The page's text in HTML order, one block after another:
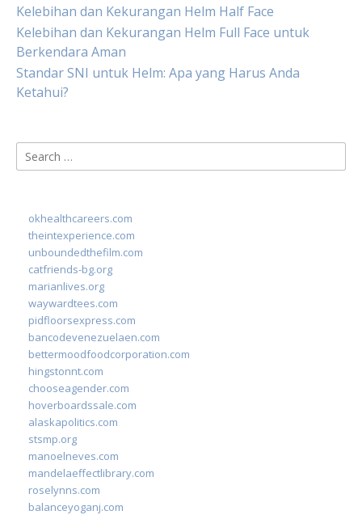
Kelebihan dan Kekurangan Helm Half Face
Kelebihan dan Kekurangan Helm Full Face untuk
Berkendara Aman
Standar SNI untuk Helm: Apa yang Harus Anda
Ketahui?
Search
for:
okhealthcareers.com
theintexperience.com
unboundedthefilm.com
catfriends-bg.org
marianlives.org
waywardtees.com
pidfloorsexpress.com
bancodevenezuelaen.com
bettermoodfoodcorporation.com
hingstonnt.com
chooseagender.com
hoverboardssale.com
alaskapolitics.com
stsmp.org
manoelneves.com
mandelaeffectlibrary.com
roselynns.com
balanceyoganj.com